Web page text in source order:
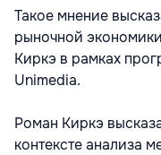
Такое мнение
рыночной
Киркэ в рамках
Unimedia.
Роман Киркэ
контексте анализа